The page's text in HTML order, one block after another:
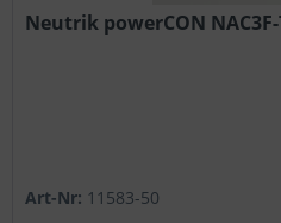
Neutrik powerCON NAC3F-
Art-Nr: 11583-50